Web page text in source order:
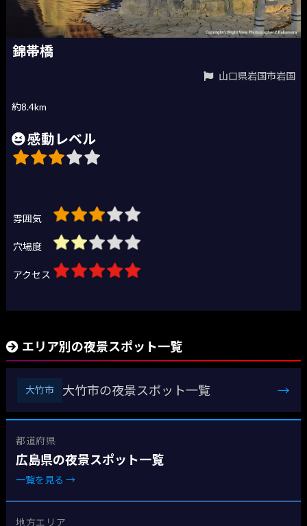
錦帯橋
山口県岩国市岩国
約8.4km
感動レベル
雰囲気
穴場度
アクセス
エリア別の夜景スポット一覧
大竹市 大竹市の夜景スポット一覧 →
都道府県
広島県の夜景スポット一覧
一覧を見る →
地方エリア